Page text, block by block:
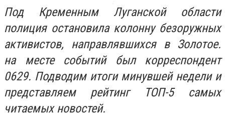
Под Кременным Луганской области
полиция остановила колонну безоружных
активистов, направлявшихся в Золотое.
на месте событий был корреспондент
0629. Подводим итоги минувшей недели и
представляем рейтинг ТОП-5 самых
читаемых новостей.